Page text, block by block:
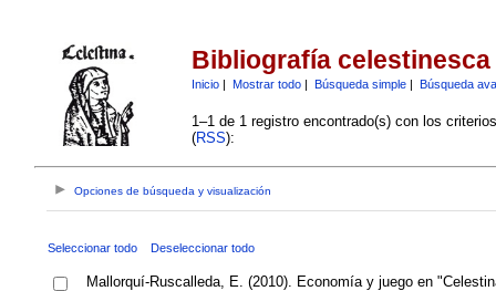
Bibliografía celestinesca
Inicio| Mostrar todo| Búsqueda simple| Búsqueda
1–1 de 1 registro encontrado(s) con los
(RSS):
Opciones de búsqueda y visualización
Seleccionar todo Deseleccionar todo
Mallorquí-Ruscalleda, E. (2010). Economía y juego en